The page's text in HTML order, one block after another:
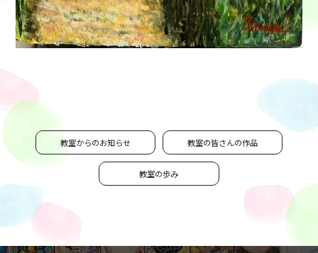
教室からのお知らせ 教室の皆さんの作品
教室の歩み